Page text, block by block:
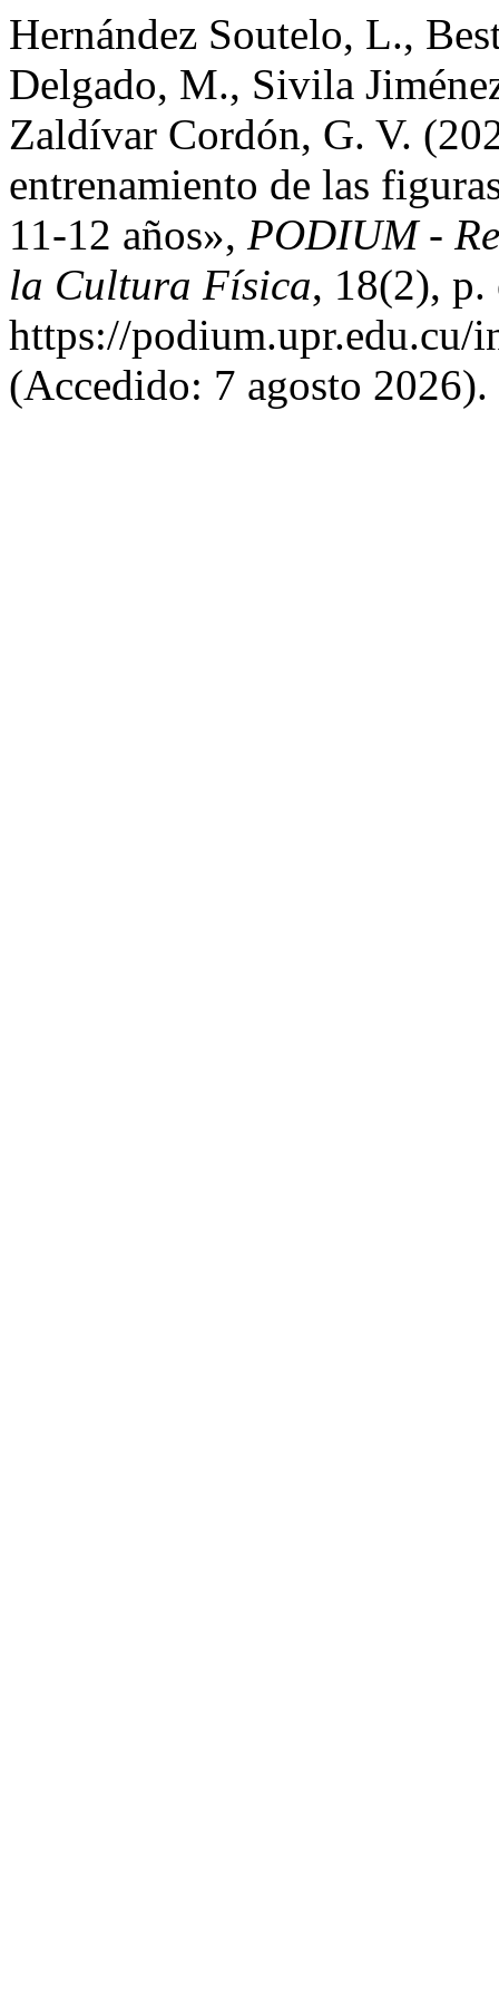
Hernández Soutelo, L.,
Delgado, M., Sivila
Zaldívar Cordón, G. V.
entrenamiento de las
11-12 años», PODIUM -
la Cultura Física, 18(2), p.
https://
(Accedido: 7 agosto 2026).